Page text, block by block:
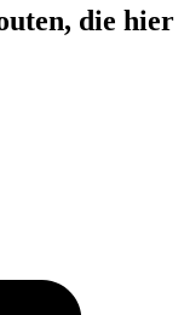
die hier